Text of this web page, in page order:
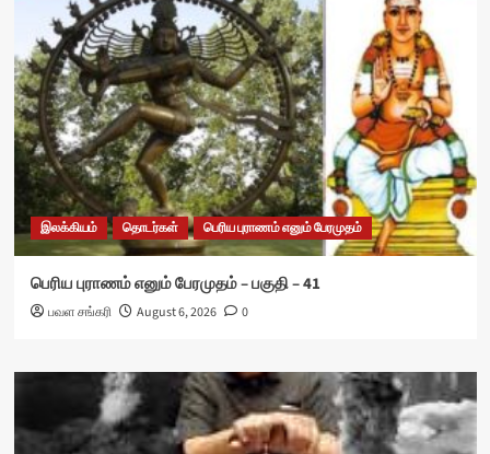
இலக்கியம் தொடர்கள் பெரிய புராணம் எனும் பேரமுதம்
பெரிய புராணம் எனும் பேரமுதம் – பகுதி – 41
பவள சங்கரி August 6, 2026 0